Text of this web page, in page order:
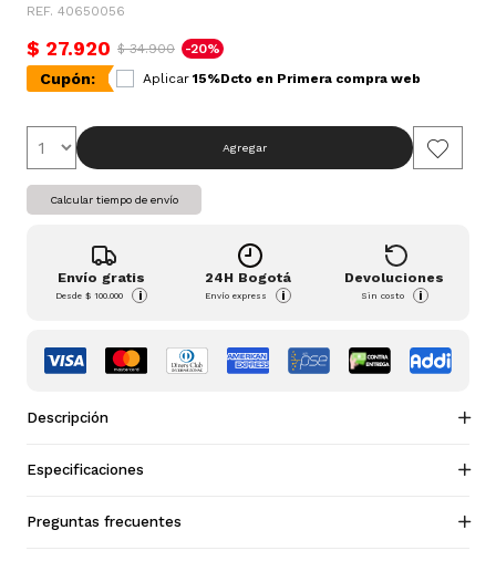
REF. 40650056
$ 27.920 $ 34.900 -20%
Cupón: Aplicar 15%Dcto en Primera compra web
Agregar
Calcular tiempo de envío
Envío gratis
Desde$ 100.000 i
24H Bogotá
Envío express i
Devoluciones
Sin costo i
Descripción
Especificaciones
Preguntas frecuentes